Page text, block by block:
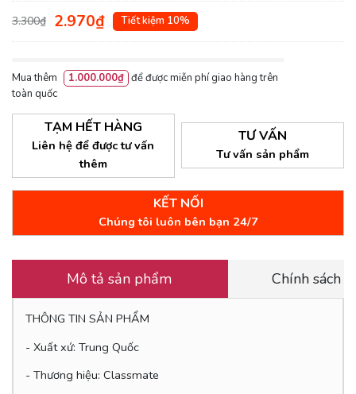
3.300₫ 2.970₫ Tiết kiệm 10%
Mua thêm 1.000.000₫ để được miễn phí giao hàng trên
toàn quốc
TẠM HẾT HÀNG
Liên hệ để được tư vấn
thêm
TƯ VẤN
Tư vấn sản phẩm
KẾT NỐI
Chúng tôi luôn bên bạn 24/7
Mô tả sản phẩm Chính sách
THÔNG TIN SẢN PHẨM
- Xuất xứ: Trung Quốc
- Thương hiệu: Classmate